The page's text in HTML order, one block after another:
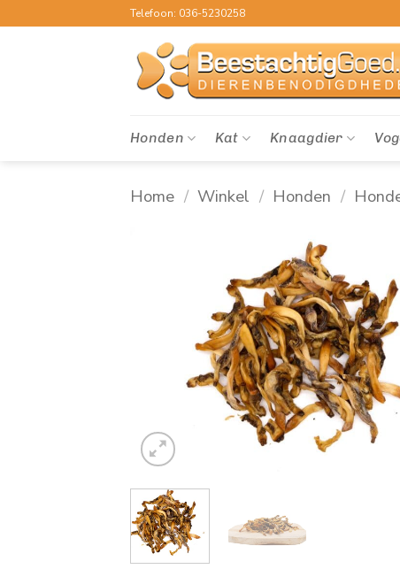
naar
Telefoon: 036-5230258
Honden Kat Knaagdier
Home / Winkel / Honden /